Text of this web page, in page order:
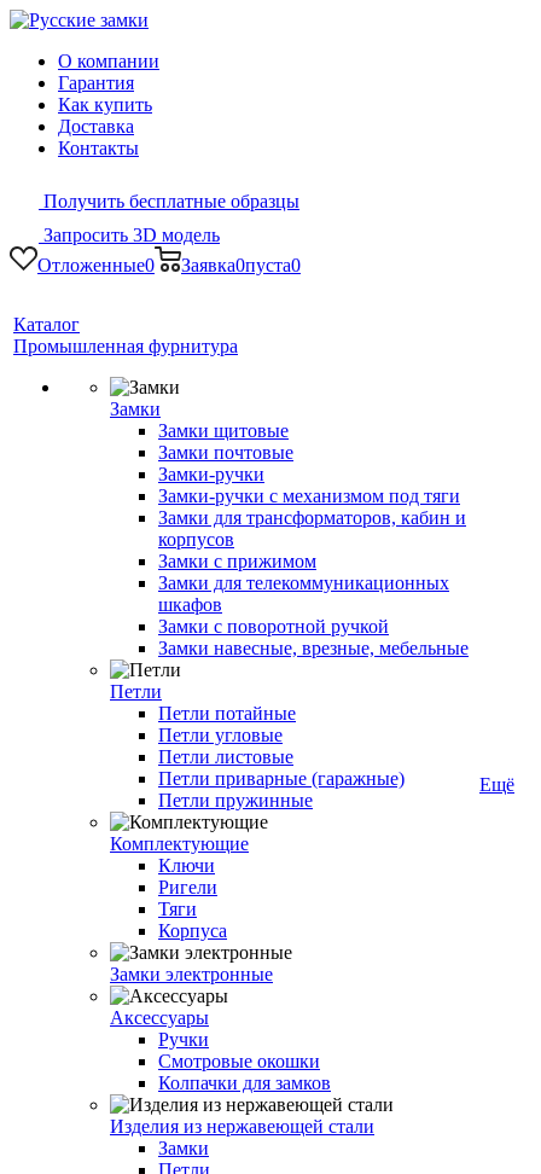
О компании
Гарантия
Как купить
Доставка
Контакты
Получить бесплатные образцы
Запросить 3D модель
Отложенные0 Заявка0пуста0
Каталог
Промышленная фурнитура
Замки
Замки щитовые
Замки почтовые
Замки-ручки
Замки-ручки с механизмом под тяги
Замки для трансформаторов, кабин и
корпусов
Замки с прижимом
Замки для телекоммуникационных
шкафов
Замки с поворотной ручкой
Замки навесные, врезные, мебельные
Петли
Петли потайные
Петли угловые
Петли листовые
Петли приварные (гаражные)
Петли пружинные
Комплектующие
Ключи
Ригели
Тяги
Корпуса
Замки электронные
Аксессуары
Ручки
Смотровые окошки
Колпачки для замков
Изделия из нержавеющей стали
Замки
Петли
Ещё